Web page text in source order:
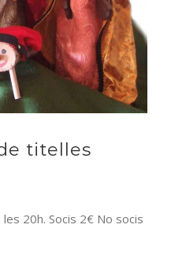
titelles
20h. Socis 2€ No socis